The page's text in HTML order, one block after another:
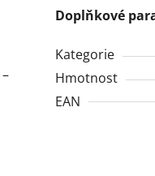
–
Doplňkové
Kategorie
Hmotnost
EAN